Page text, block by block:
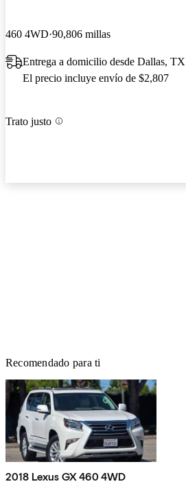
460 4WD 90,806 millas
Entrega a domicilio desde Dallas, TX
El precio incluye envío de $2,807
Trato justo
Recomendado para ti
2018 Lexus GX 460 4WD